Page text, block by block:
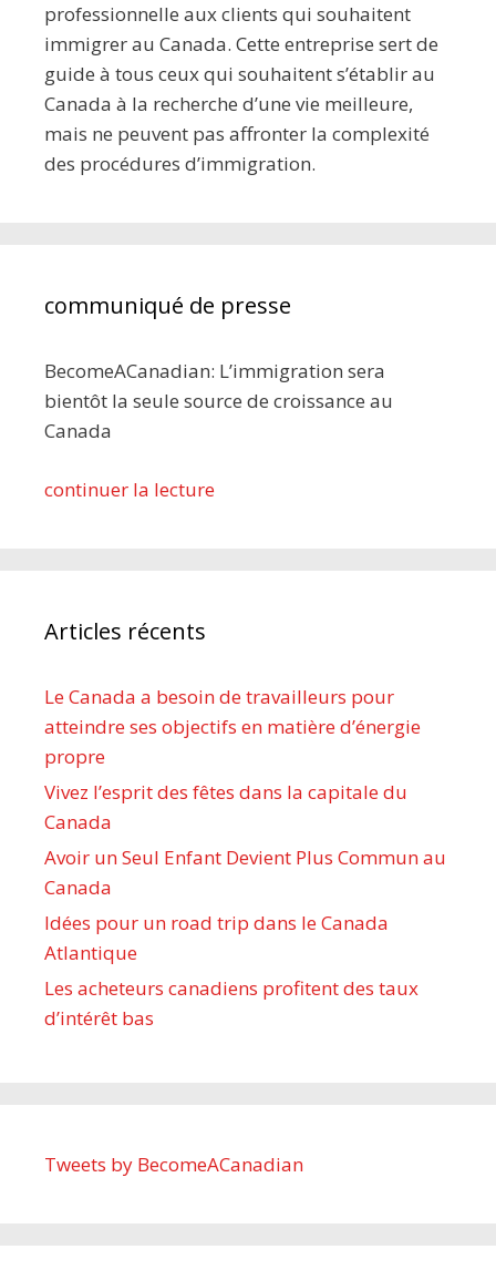
professionnelle aux clients qui souhaitent
immigrer au Canada. Cette entreprise sert de
guide à tous ceux qui souhaitent s’établir au
Canada à la recherche d’une vie meilleure,
mais ne peuvent pas affronter la complexité
des procédures d’immigration.
communiqué de presse
BecomeACanadian: L’immigration sera
bientôt la seule source de croissance au
Canada
continuer la lecture
Articles récents
Le Canada a besoin de travailleurs pour
atteindre ses objectifs en matière d’énergie
propre
Vivez l’esprit des fêtes dans la capitale du
Canada
Avoir un Seul Enfant Devient Plus Commun au
Canada
Idées pour un road trip dans le Canada
Atlantique
Les acheteurs canadiens profitent des taux
d’intérêt bas
Tweets by BecomeACanadian